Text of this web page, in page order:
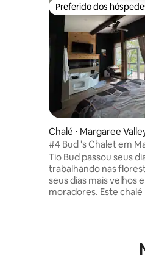
Preferido dos
Preferido dos
Chalé ⋅ Margaree
#4 Bud 's Chalet em
Escócia
Tio Bud passou seus
trabalhando nas
seus dias mais velhos
moradores. Este chalé
situada abaixo de